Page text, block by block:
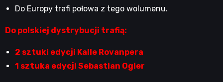
Do Europy trafi połowa z tego wolumenu.
Do polskiej dystrybucji trafią:
2 sztuki edycji Kalle Rovanpera
1 sztuka edycji Sebastian Ogier